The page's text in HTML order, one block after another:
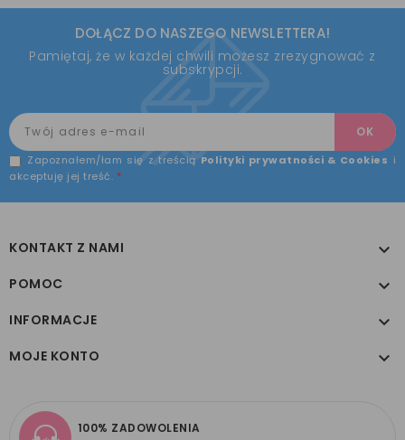
DOŁĄCZ DO NASZEGO NEWSLETTERA!
Pamiętaj, że w każdej chwili możesz zrezygnować z
subskrypcji.
Zapoznałem/łam się z treścią Polityki prywatności & Cookies i
akceptuję jej treść. *
KONTAKT Z NAMI 
POMOC 
INFORMACJE 
MOJE KONTO 
100% ZADOWOLENIA